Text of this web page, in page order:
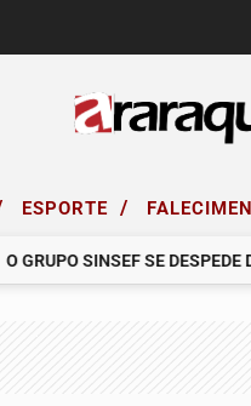
ESPORTE /
SINSEF SE DESPEDE DE